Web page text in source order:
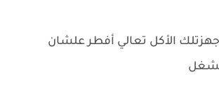
الأكل تعالي أفطر علشان